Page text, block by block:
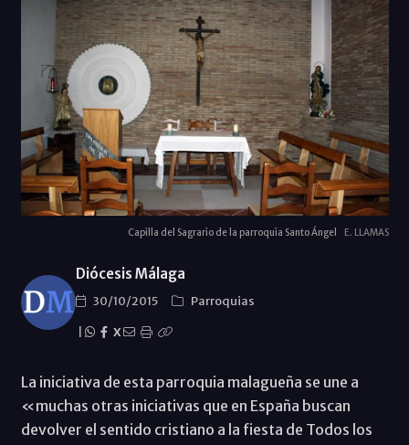
Capilla del Sagrario de la parroquia Santo Ángel E. LLAMAS
Diócesis Málaga
30/10/2015
Parroquias
X
La iniciativa de esta parroquia malagueña se une a
«muchas otras iniciativas que en España buscan
devolver el sentido cristiano a la fiesta de Todos los